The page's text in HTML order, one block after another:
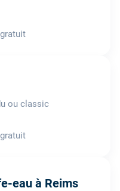
ou classic
eau à Reims